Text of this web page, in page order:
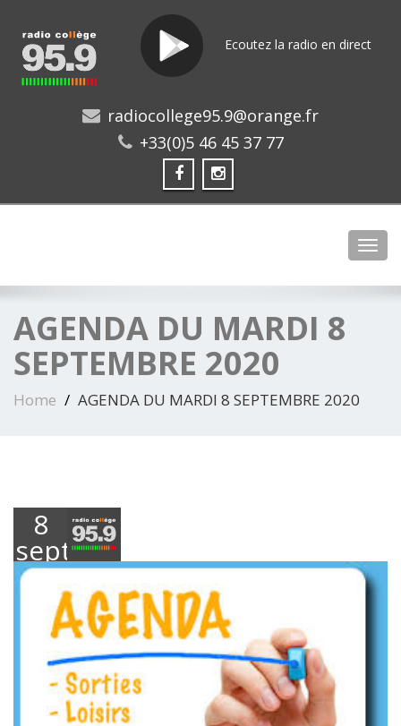
Ecoutez la radio en direct
radiocollege95.9@orange.fr
+33(0)5 46 45 37 77
AGENDA DU MARDI 8
SEPTEMBRE 2020
Home AGENDA DU MARDI 8 SEPTEMBRE 2020
8
septembre
2020